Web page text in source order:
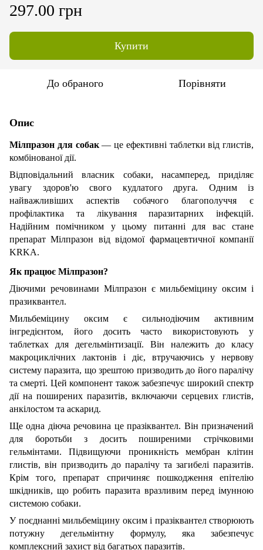
297.00 грн
Купити
До обраного Порівняти
Опис
Мілпразон для собак— це ефективні таблетки від глистів,
комбінованої дії.
Відповідальний власник собаки, насамперед, приділяє
увагу здоров'ю свого кудлатого друга. Одним із
найважливіших аспектів собачого благополуччя є
профілактика та лікування паразитарних інфекцій.
Надійним помічником у цьому питанні для вас стане
препарат Мілпразон від відомої фармацевтичної компанії
KRKA.
Як працює Мілпразон?
Діючими речовинами Мілпразон є мильбеміцину оксим і
празиквантел.
Мильбеміцину оксим є сильнодіючим активним
інгредієнтом, його досить часто використовують у
таблетках для дегельмінтизації. Він належить до класу
макроциклічних лактонів і діє, втручаючись у нервову
систему паразита, що зрештою призводить до його паралічу
та смерті. Цей компонент також забезпечує широкий спектр
дії на поширених паразитів, включаючи серцевих глистів,
анкілостом та аскарид.
Ще одна діюча речовина це празіквантел. Він призначений
для боротьби з досить поширеними стрічковими
гельмінтами. Підвищуючи проникність мембран клітин
глистів, він призводить до паралічу та загибелі паразитів.
Крім того, препарат спричиняє пошкодження епітелію
шкідників, що робить паразита вразливим перед імунною
системою собаки.
У поєднанні мильбеміцину оксим і празіквантел створюють
потужну дегельмінтну формулу, яка забезпечує
комплексний захист від багатьох паразитів.